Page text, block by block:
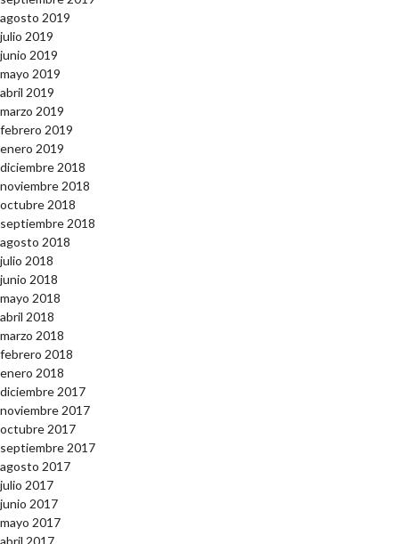
agosto 2019
julio 2019
junio 2019
mayo 2019
abril 2019
marzo 2019
febrero 2019
enero 2019
diciembre 2018
noviembre 2018
octubre 2018
septiembre 2018
agosto 2018
julio 2018
junio 2018
mayo 2018
abril 2018
marzo 2018
febrero 2018
enero 2018
diciembre 2017
noviembre 2017
octubre 2017
septiembre 2017
agosto 2017
julio 2017
junio 2017
mayo 2017
abril 2017